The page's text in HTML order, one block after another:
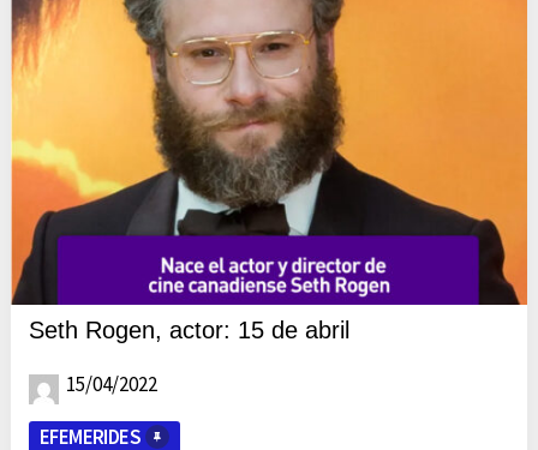
Seth Rogen, actor: 15 de abril
15/04/2022
EFEMERIDES